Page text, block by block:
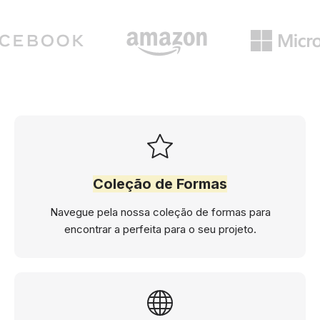
Coleção de Formas
Navegue pela nossa coleção de formas para
encontrar a perfeita para o seu projeto.